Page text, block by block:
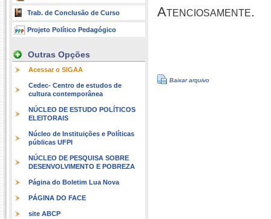
Trab. de Conclusão de Curso
Projeto Político Pedagógico
Outras Opções
Acessar o SIGAA
Cedec- Centro de estudos de
cultura contemporânea
NÚCLEO DE ESTUDO POLÍTICOS
ELEITORAIS
Núcleo de Instituições e Políticas
públicas UFPI
NÚCLEO DE PESQUISA SOBRE
DESENVOLVIMENTO E POBREZA
Página do Boletim Lua Nova
PÁGINA DO FACE
site ABCP
Atenciosamente.
Baixar arquivo